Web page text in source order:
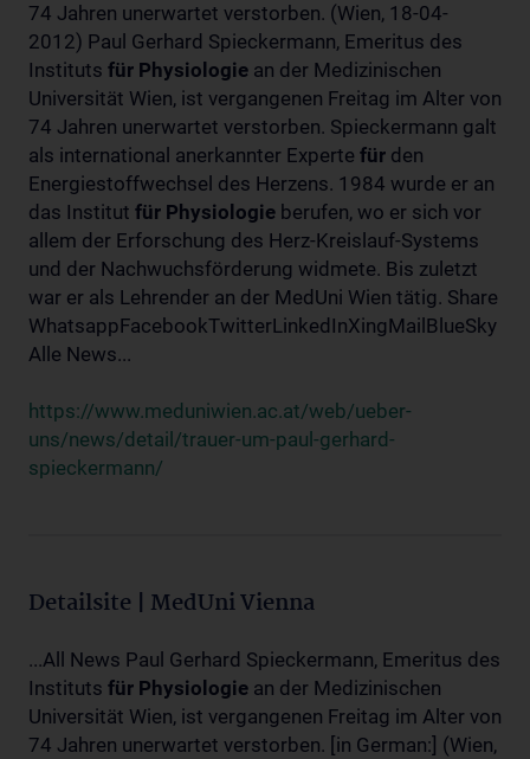
74 Jahren unerwartet verstorben. (Wien, 18-04-
2012) Paul Gerhard Spieckermann, Emeritus des
Instituts für Physiologie an der Medizinischen
Universität Wien, ist vergangenen Freitag im Alter von
74 Jahren unerwartet verstorben. Spieckermann galt
als international anerkannter Experte für den
Energiestoffwechsel des Herzens. 1984 wurde er an
das Institut für Physiologie berufen, wo er sich vor
allem der Erforschung des Herz-Kreislauf-Systems
und der Nachwuchsförderung widmete. Bis zuletzt
war er als Lehrender an der MedUni Wien tätig. Share
WhatsappFacebookTwitterLinkedInXingMailBlueSky
Alle News...
https://www.meduniwien.ac.at/web/ueber-
uns/news/detail/trauer-um-paul-gerhard-
spieckermann/
Detailsite | MedUni Vienna
...All News Paul Gerhard Spieckermann, Emeritus des
Instituts für Physiologie an der Medizinischen
Universität Wien, ist vergangenen Freitag im Alter von
74 Jahren unerwartet verstorben. [in German:] (Wien,